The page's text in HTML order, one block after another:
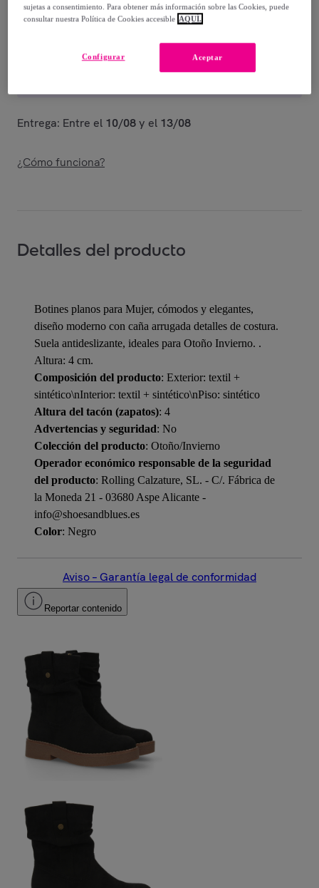
Entrega
Entrega: Entre el 10/08y el 13/08
¿Cómo funciona?
Detalles del producto
Botines planos para Mujer, cómodos y elegantes,
diseño moderno con caña arrugada detalles de costura.
Suela antideslizante, ideales para Otoño Invierno. .
Altura: 4 cm.
Composición del producto: Exterior: textil +
sintético\nInterior: textil + sintético\nPiso: sintético
Altura del tacón (zapatos): 4
Advertencias y seguridad: No
Colección del producto: Otoño/Invierno
Operador económico responsable de la seguridad
del producto: Rolling Calzature, SL. - C/. Fábrica de
la Moneda 21 - 03680 Aspe Alicante -
info@shoesandblues.es
Color: Negro
Aviso – Garantía legal de conformidad
Reportar contenido
sujetas a consentimiento. Para obtener más información sobre las Cookies, puede
consultar nuestra Política de Cookies accesible AQUÍ.
Aceptar
Configurar